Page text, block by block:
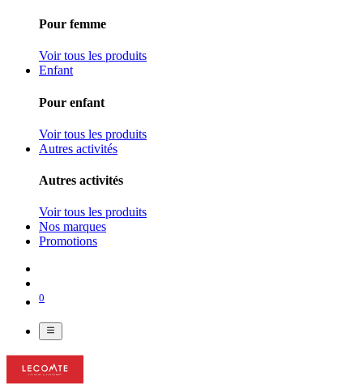
Pour femme
Voir tous les produits
Enfant
Pour enfant
Voir tous les produits
Autres activités
Autres activités
Voir tous les produits
Nos marques
Promotions
0